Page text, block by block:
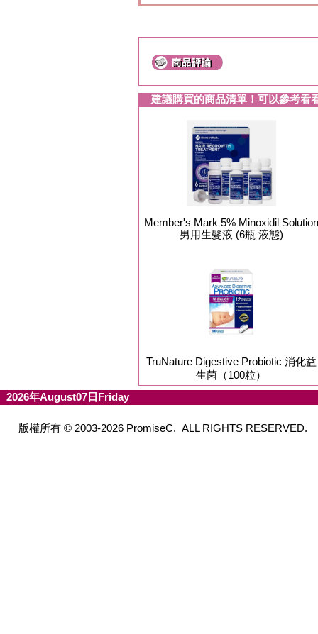
建議購買的商品清單！可以參考看
Member's Mark 5% Minoxidil Solution
男用生髮液 (6瓶 液態)
TruNature Digestive Probiotic 消化益
生菌（100粒）
2026年August07日Friday
版權所有 © 2003-2026 PromiseC. ALL RIGHTS RESERVED.